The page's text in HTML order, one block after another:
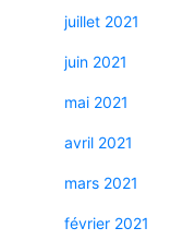
juillet 2021
juin 2021
mai 2021
avril 2021
mars 2021
février 2021